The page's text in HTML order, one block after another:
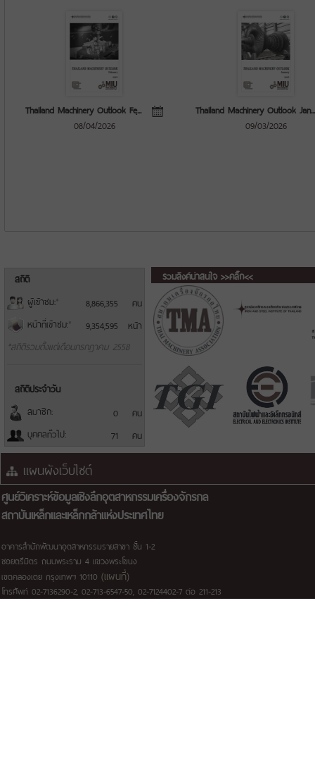
Thailand Machinery Outlook Feฺ...
08/04/2026
Thailand Machinery Outlook Jan...
09/03/2026
สถิติ
ผู้เข้าชม:* 8,866,355
คน
หน้าที่เข้าชม:* 9,354,595
หน้า
*สถิติรวมตั้งแต่เดือนกรกฎาคม 2558
สถิติประจำวัน
สมาชิก:
0
คน
บุคคลทั่วไป:
71 คน
รวมลิงค์น่าสนใจ >>คลิ๊ก<<
แผนผังเว็บไซต์
ศูนย์วิเคราะห์ข้อมูลเชิงลึกอุตสาหกรรมเครื่องจักรกล
สถาบันเหล็กและเหล็กกล้าแห่งประเทศไทย
อาคารสำนักพัฒนาอุตสาหกรรมรายสาขา ชั้น 1-2
ซอยตรีมิตร ถนนพระราม 4 แขวงพระโขนง
เขตคลองเตย กรุงเทพฯ 10110 (แผนที่)
โทรศัพท์ 02-7136290-2, 02-713-6547-50, 02-7124402-7 ต่อ 211-213